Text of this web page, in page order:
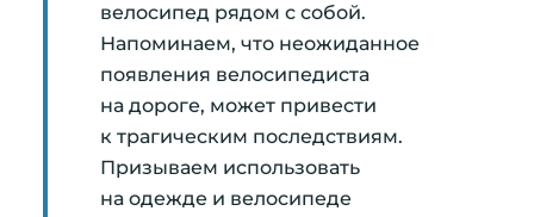
велосипед рядом с собой.
Напоминаем, что неожиданное
появления велосипедиста
на дороге, может привести
к трагическим последствиям.
Призываем использовать
на одежде и велосипеде